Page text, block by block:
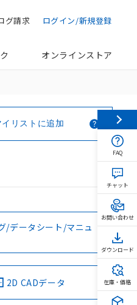
ログイン/新規登録
グ請求
オンラインストア
イリストに追加
/データシート/マニュ
2D CADデータ
FAQ
チャット
お問い合わせ
ダウンロード
在庫・価格